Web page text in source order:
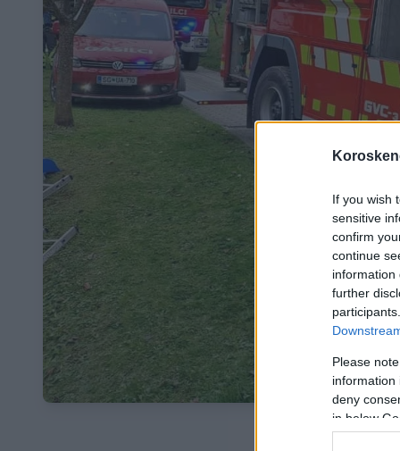
If you wish
sensitive
confirm
continue
information
further
Please
information
deny
in below